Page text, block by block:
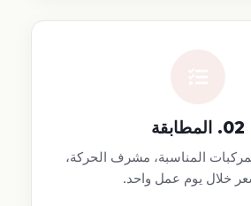
02. المطابقة
المناسبة، مشرف الحركة،
خلال يوم عمل واحد.